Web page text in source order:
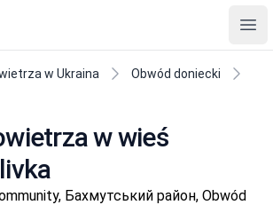
w Ukraina
Obwód doniecki
w wieś
Бахмутський район, Obwód